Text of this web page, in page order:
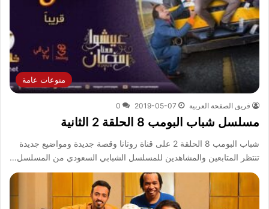
منوعات عامة
فريق الصفحة العربية 2019-05-07
0
مسلسل شباب البومب 8 الحلقة 2 الثانية
شباب البومب 8 الحلقة 2 على قناة روتانا وقصة جديدة ومواضيع جديدة
تنتظر المتابعين والمشاهدين للمسلسل الشبابي السعودي من المسلسل…